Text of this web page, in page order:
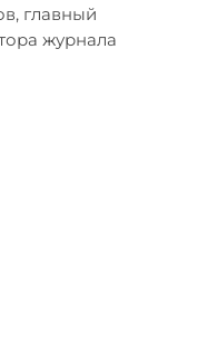
главный
журнала